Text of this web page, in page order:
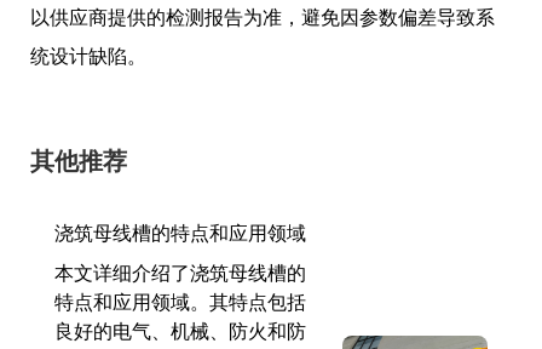
以供应商提供的检测报告为准，避免因参数偏差导致系
统设计缺陷。
其他推荐
浇筑母线槽的特点和应用领域
本文详细介绍了浇筑母线槽的
特点和应用领域。其特点包括
良好的电气、机械、防火和防